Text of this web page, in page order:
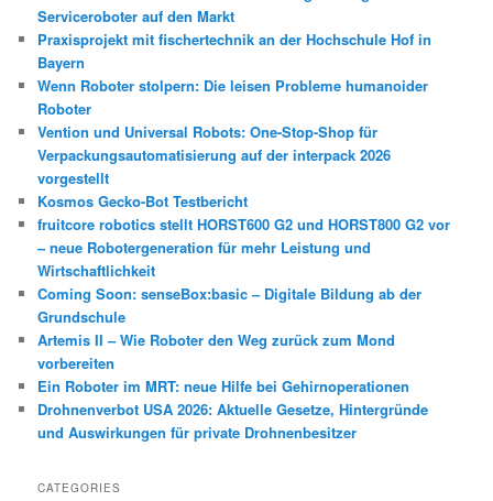
Serviceroboter auf den Markt
Praxisprojekt mit fischertechnik an der Hochschule Hof in
Bayern
Wenn Roboter stolpern: Die leisen Probleme humanoider
Roboter
Vention und Universal Robots: One-Stop-Shop für
Verpackungsautomatisierung auf der interpack 2026
vorgestellt
Kosmos Gecko-Bot Testbericht
fruitcore robotics stellt HORST600 G2 und HORST800 G2 vor
– neue Robotergeneration für mehr Leistung und
Wirtschaftlichkeit
Coming Soon: senseBox:basic – Digitale Bildung ab der
Grundschule
Artemis II – Wie Roboter den Weg zurück zum Mond
vorbereiten
Ein Roboter im MRT: neue Hilfe bei Gehirnoperationen
Drohnenverbot USA 2026: Aktuelle Gesetze, Hintergründe
und Auswirkungen für private Drohnenbesitzer
CATEGORIES